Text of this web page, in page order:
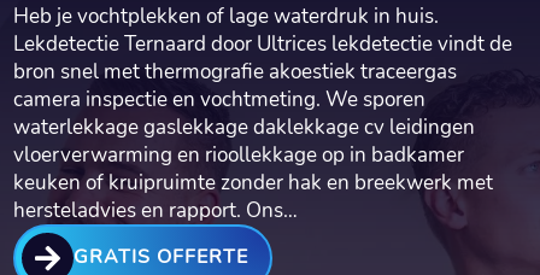
Heb je vochtplekken of lage waterdruk in huis.
Lekdetectie Ternaard door Ultrices lekdetectie vindt de
bron snel met thermografie akoestiek traceergas
camera inspectie en vochtmeting. We sporen
waterlekkage gaslekkage daklekkage cv leidingen
vloerverwarming en rioollekkage op in badkamer
keuken of kruipruimte zonder hak en breekwerk met
hersteladvies en rapport. Ons…
 GRATIS OFFERTE